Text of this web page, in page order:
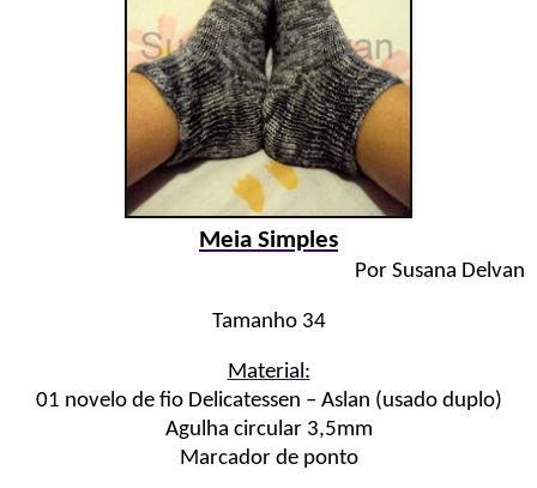
Meia Simples
Por Susana Delvan
Tamanho 34
Material:
01 novelo de fio Delicatessen – Aslan (usado duplo)
Agulha circular 3,5mm
Marcador de ponto